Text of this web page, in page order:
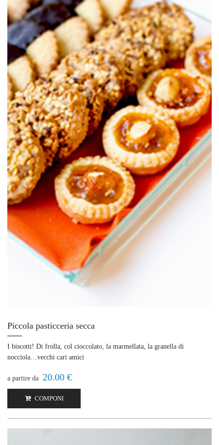
Piccola pasticceria secca
I biscotti! Di frolla, col cioccolato, la marmellata, la granella di
nocciola…vecchi cari amici
a partire da 20.00 €
COMPONI